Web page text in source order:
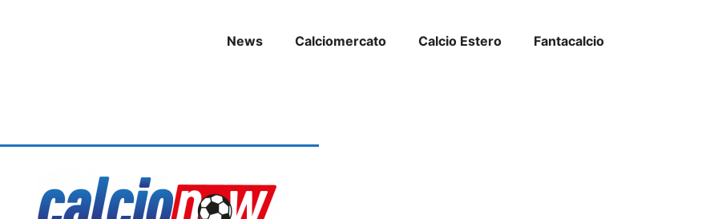
News Calciomercato Calcio Estero Fantacalcio